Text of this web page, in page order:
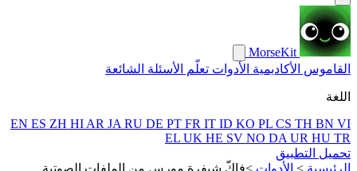
MorseKit
القاموس الأكاديمية الأدوات تعلّم الأسئلة الشائعة
اللغة
EN ES ZH HI AR JA RU DE PT FR IT ID KO PL CS TH BN VI
EL UK HE SV NO DA UR HU TR
تحميل التطبيق
الرئيسية > الأدوات >فاكّ شيفرة مورس من الملفات الصوتية